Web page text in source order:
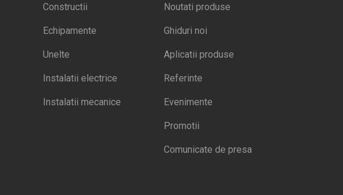
Constructii
Echipamente
Unelte
Instalatii electrice
Instalatii mecanice
Noutati produse
Ghiduri noi
Aplicatii produse
Referinte
Evenimente
Promotii
Comunicate de presa